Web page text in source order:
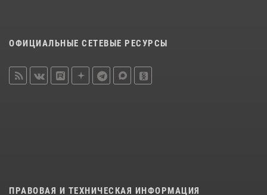
ОФИЦИАЛЬНЫЕ СЕТЕВЫЕ РЕСУРСЫ
ПРАВОВАЯ И ТЕХНИЧЕСКАЯ ИНФОРМАЦИЯ